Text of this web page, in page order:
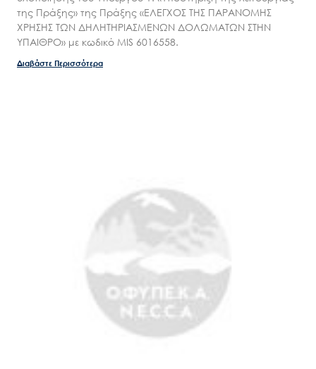
της Πράξης» της Πράξης «ΕΛΕΓΧΟΣ ΤΗΣ ΠΑΡΑΝΟΜΗΣ
ΧΡΗΣΗΣ ΤΩΝ ΔΗΛΗΤΗΡΙΑΣΜΕΝΩΝ ΔΟΛΩΜΑΤΩΝ ΣΤΗΝ
ΥΠΑΙΘΡΟ» με κωδικό MIS 6016558.
Διαβάστε Περισσότερα